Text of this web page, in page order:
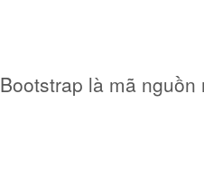
Bootstrap là mã